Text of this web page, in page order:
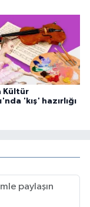
Kültür
'kış' hazırlığı